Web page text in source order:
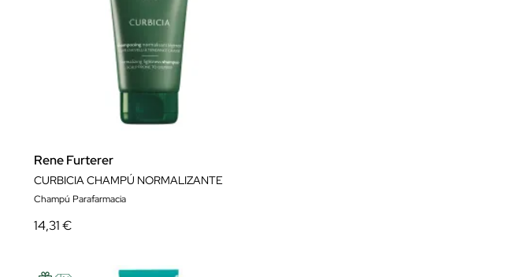
Rene Furterer
CURBICIA CHAMPÚ NORMALIZANTE
Champú Parafarmacia
14,31 €